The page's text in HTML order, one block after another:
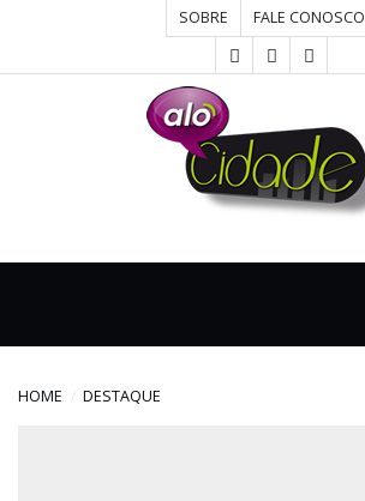
SOBRE FALE CONOSCO
DESTAQUE
HOME DESTAQUE